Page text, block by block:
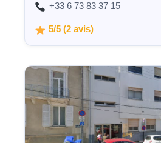
+33 6 73 83 37 15
5/5 (2 avis)